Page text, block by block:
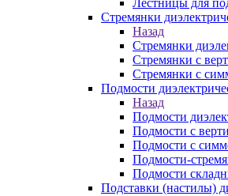
Лестницы для
Стремянки
Назад
Стремянки
Стремянки с
Стремянки с
Подмости
Назад
Подмости
Подмости с
Подмости с
Подмости-
Подмости
Подставки (настилы)